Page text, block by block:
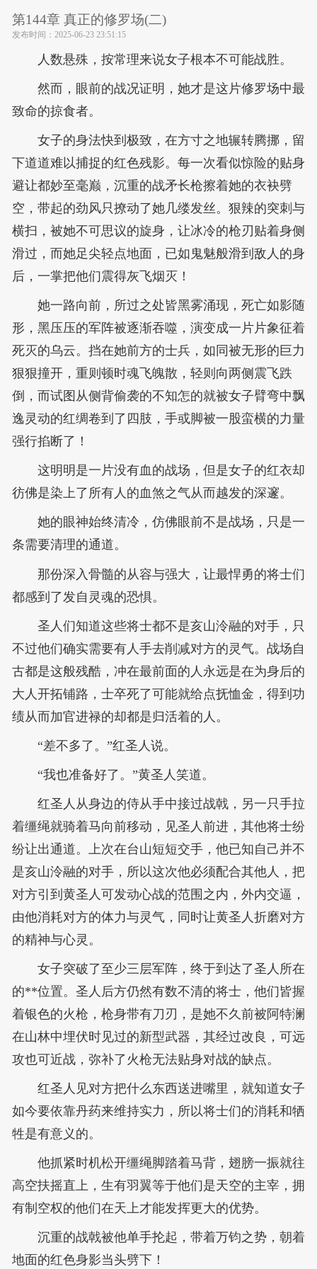
第144章 真正的修罗场(二)
发布时间： 2025-06-23 23:51:15
人数悬殊，按常理来说女子根本不可能战胜。
然而，眼前的战况证明，她才是这片修罗场中最
致命的掠食者。
女子的身法快到极致，在方寸之地辗转腾挪，留
下道道难以捕捉的红色残影。每一次看似惊险的贴身
避让都妙至毫巅，沉重的战矛长枪擦着她的衣袂劈
空，带起的劲风只撩动了她几缕发丝。狠辣的突刺与
横扫，被她不可思议的旋身，让冰冷的枪刃贴着身侧
滑过，而她足尖轻点地面，已如鬼魅般滑到敌人的身
后，一掌把他们震得灰飞烟灭！
她一路向前，所过之处皆黑雾涌现，死亡如影随
形，黑压压的军阵被逐渐吞噬，演变成一片片象征着
死灭的乌云。挡在她前方的士兵，如同被无形的巨力
狠狠撞开，重则顿时魂飞魄散，轻则向两侧震飞跌
倒，而试图从侧背偷袭的不知怎的就被女子臂弯中飘
逸灵动的红绸卷到了四肢，手或脚被一股蛮横的力量
强行掐断了！
这明明是一片没有血的战场，但是女子的红衣却
彷佛是染上了所有人的血煞之气从而越发的深邃。
她的眼神始终清冷，仿佛眼前不是战场，只是一
条需要清理的通道。
那份深入骨髓的从容与强大，让最悍勇的将士们
都感到了发自灵魂的恐惧。
圣人们知道这些将士都不是亥山泠融的对手，只
不过他们确实需要有人手去削减对方的灵气。战场自
古都是这般残酷，冲在最前面的人永远是在为身后的
大人开拓铺路，士卒死了可能就给点抚恤金，得到功
绩从而加官进禄的却都是归活着的人。
“差不多了。”红圣人说。
“我也准备好了。”黄圣人笑道。
红圣人从身边的侍从手中接过战戟，另一只手拉
着缰绳就骑着马向前移动，见圣人前进，其他将士纷
纷让出通道。上次在台山短短交手，他已知自己并不
是亥山泠融的对手，所以这次他必须配合其他人，把
对方引到黄圣人可发动心战的范围之内，外内交逼，
由他消耗对方的体力与灵气，同时让黄圣人折磨对方
的精神与心灵。
女子突破了至少三层军阵，终于到达了圣人所在
的**位置。圣人后方仍然有数不清的将士，他们皆握
着银色的火枪，枪身带有刀刃，是她不久前被阿特澜
在山林中埋伏时见过的新型武器，其经过改良，可远
攻也可近战，弥补了火枪无法贴身对战的缺点。
红圣人见对方把什么东西送进嘴里，就知道女子
如今要依靠丹药来维持实力，所以将士们的消耗和牺
牲是有意义的。
他抓紧时机松开缰绳脚踏着马背，翅膀一振就往
高空扶摇直上，生有羽翼等于他们是天空的主宰，拥
有制空权的他们在天上才能发挥更大的优势。
沉重的战戟被他单手抡起，带着万钧之势，朝着
地面的红色身影当头劈下！